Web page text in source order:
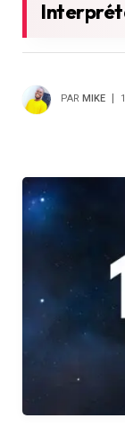
PAR MIKE